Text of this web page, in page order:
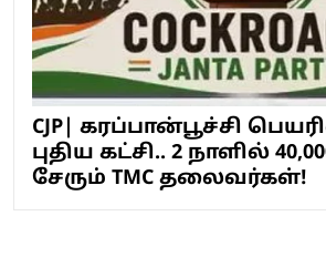
CJP| கரப்பான்பூச்சி
புதிய கட்சி.. 2 நாளில்
சேரும் TMC தலைவர்கள்!